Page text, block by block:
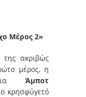
Μέρος 2»
της ακριβώς
μέρος, η
Άμποτ
κρησφύγετό